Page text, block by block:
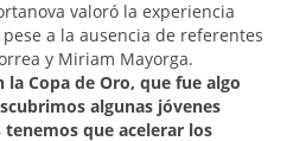
valoró la experiencia
a la ausencia de referentes
y Miriam Mayorga.
Copa de Oro, que fue algo
algunas jóvenes
tenemos que acelerar los